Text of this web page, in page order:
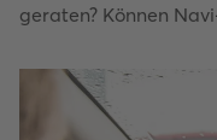
geraten? Können